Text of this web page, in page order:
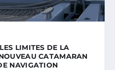
LIMITES DE LA
CATAMARAN
NAVIGATION